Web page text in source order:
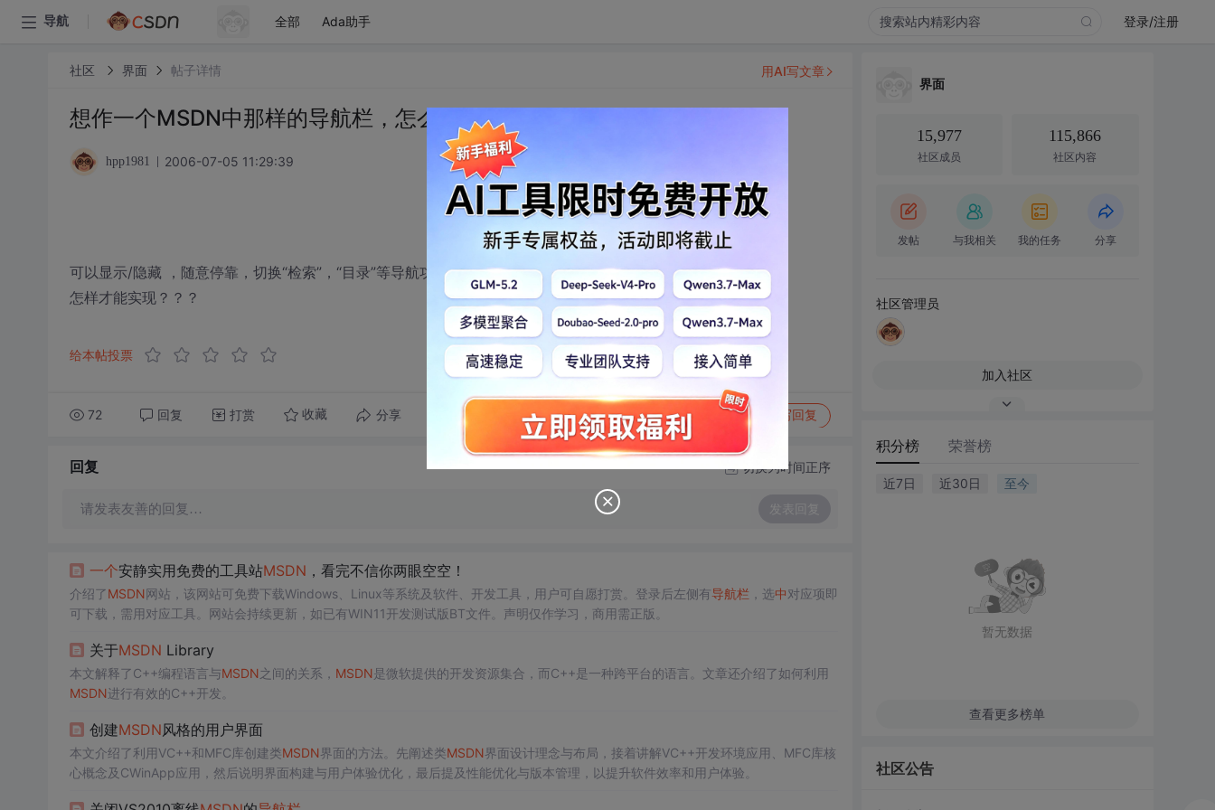
导航 全部 Ada助手 登录/注册
社区 界面 帖子详情
想作一个MSDN中那样的导航栏，怎么做啊？？？
hpp1981 2006-07-05 11:29:39
可以显示/隐藏 ，随意停靠，切换“检索”，“目录”等导航功能
怎样才能实现？？？
给本帖投票
72 回复 打赏 收藏 分享 转发到动态 举报 写回复
用AI写文章
回复 切换为时间正序
请发表友善的回复… 发表回复
一个安静实用免费的工具站MSDN ，看完不信你两眼空空！
介绍了MSDN网站，该网站可免费下载Windows、Linux等系统及软件、开发工具，用户可自愿打赏。登录后左侧有导航栏 ，选中对应项即
可下载，需用对应工具。网站会持续更新，如已有WIN11开发测试版BT文件。声明仅作学习，商用需正版。
关于MSDN Library
本文解释了C++编程语言与MSDN之间的关系， MSDN是微软提供的开发资源集合，而C++是一种跨平台的语言。文章还介绍了如何利用
MSDN进行有效的C++开发。
创建MSDN风格的用户界面
本文介绍了利用VC++和MFC库创建类MSDN界面的方法。先阐述类MSDN界面设计理念与布局，接着讲解VC++开发环境应用、MFC库核
心概念及CWinApp应用，然后说明界面构建与用户体验优化，最后提及性能优化与版本管理，以提升软件效率和用户体验。
界面
15,977
社区成员
115,866
社区内容
发帖 与我相关 我的任务 分享
社区管理员
加入社区
积分榜 荣誉榜
近7日 近30日 至今
暂无数据
查看更多榜单
社区公告